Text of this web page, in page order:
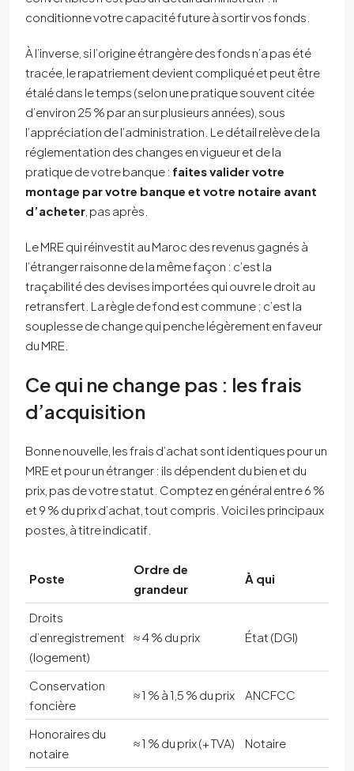
conditionne votre capacité future à sortir vos fonds.
À l’inverse, si l’origine étrangère des fonds n’a pas été
tracée, le rapatriement devient compliqué et peut être
étalé dans le temps (selon une pratique souvent citée
d’environ 25 % par an sur plusieurs années), sous
l’appréciation de l’administration. Le détail relève de la
réglementation des changes en vigueur et de la
pratique de votre banque : faites valider votre
montage par votre banque et votre notaire avant
d’acheter , pas après.
Le MRE qui réinvestit au Maroc des revenus gagnés à
l’étranger raisonne de la même façon : c’est la
traçabilité des devises importées qui ouvre le droit au
retransfert. La règle de fond est commune ; c’est la
souplesse de change qui penche légèrement en faveur
du MRE.
Ce qui ne change pas : les frais
d’acquisition
Bonne nouvelle, les frais d’achat sont identiques pour un
MRE et pour un étranger : ils dépendent du bien et du
prix, pas de votre statut. Comptez en général entre 6 %
et 9 % du prix d’achat, tout compris. Voici les principaux
postes, à titre indicatif.
Poste
Ordre de
grandeur
À qui
Droits
d’enregistrement
(logement)
≈ 4 % du prix État (DGI)
Conservation
foncière
≈ 1 % à 1,5 % du prix ANCFCC
Honoraires du
notaire
≈ 1 % du prix (+ TVA) Notaire